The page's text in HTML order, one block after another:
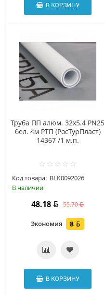
В КОРЗИНУ
Труба ПП алюм. 32х5.4 PN25
бел. 4м РТП (РосТурПласт)
14367 /1 м.п.
Код товара: BLK0092026
В наличии
48.18 55.70
Экономия 8
В КОРЗИНУ